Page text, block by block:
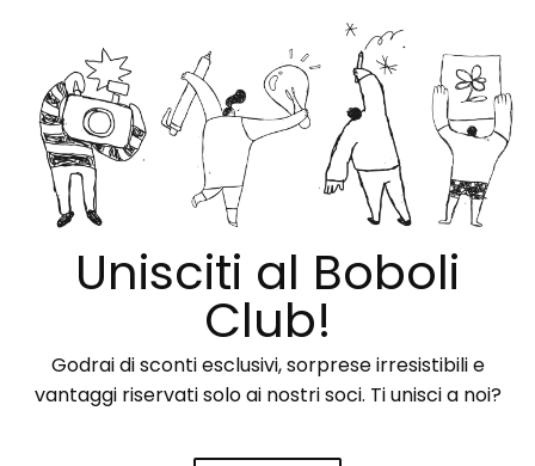
Unisciti al Boboli
Club!
Godrai di sconti esclusivi, sorprese irresistibili e
vantaggi riservati solo ai nostri soci. Ti unisci a noi?